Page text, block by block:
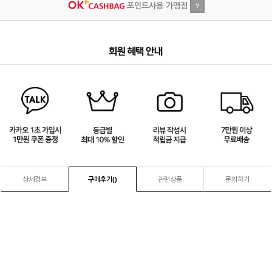
포인트사용 가맹점 ?
상세정보 구매후기() 관련상품 문의하기